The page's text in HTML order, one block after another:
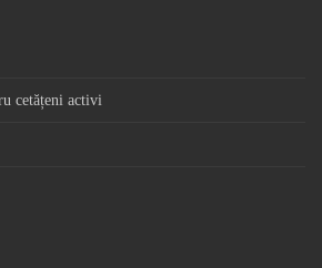
cetățeni activi